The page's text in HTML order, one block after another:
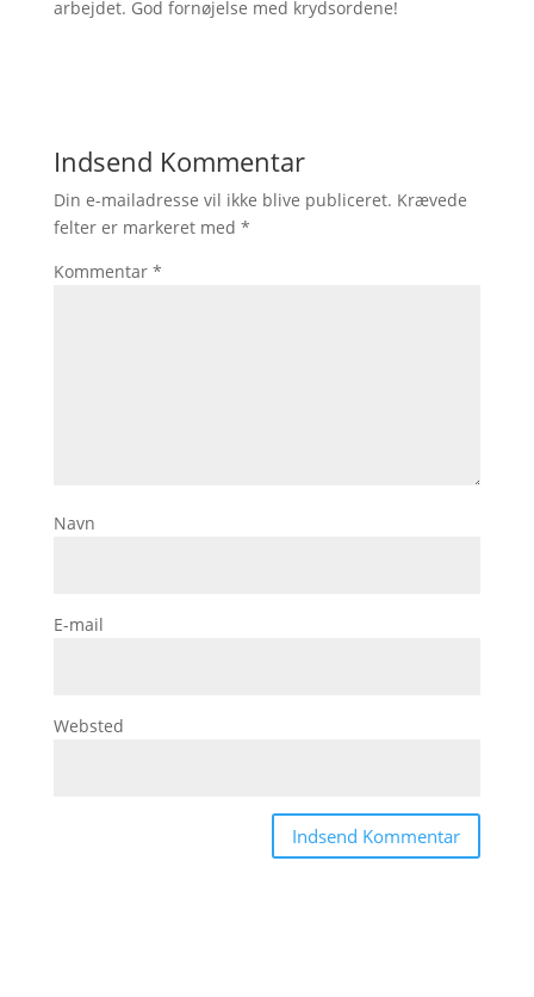
arbejdet. God fornøjelse med krydsordene!
Indsend Kommentar
Din e-mailadresse vil ikke blive publiceret. Krævede
felter er markeret med *
Kommentar *
Navn
E-mail
Websted